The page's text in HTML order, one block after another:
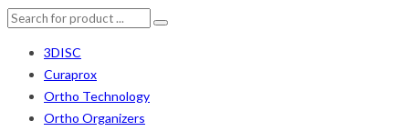
3DISC
Curaprox
Ortho Technology
Ortho Organizers